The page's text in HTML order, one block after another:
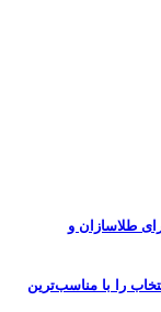
طلاسازان و
را با مناسب‌ترین